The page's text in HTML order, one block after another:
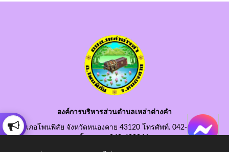
องค์การบริหารส่วนตำบลเหล่าต่างคำ
อำเภอโพนพิสัย จังหวัดหนองคาย 43120 โทรศัพท์. 042-490845
โทรสาร. 042-490846